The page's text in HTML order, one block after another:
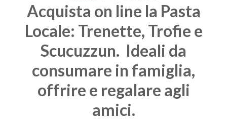
Acquista on line la Pasta
Locale: Trenette, Trofie e
Scucuzzun. Ideali da
consumare in famiglia,
offrire e regalare agli
amici.